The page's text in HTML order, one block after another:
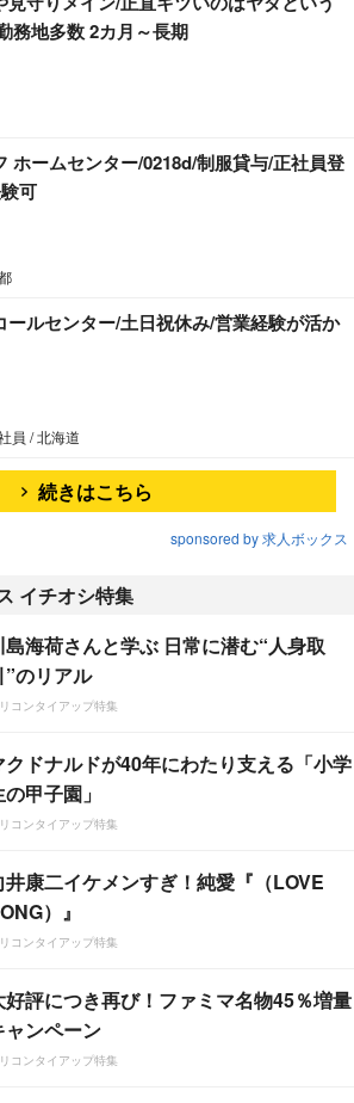
務地多数 2カ月～長期
ホームセンター/0218d/制服貸与/正社員登
可
ルセンター/土日祝休み/営業経験が活か
員 / 北海道
続きはこちら
sponsored by 求人ボックス
イチオシ特集
島海荷さんと学ぶ 日常に潜む“人身取
”のリアル
コンタイアップ特集
クドナルドが40年にわたり支える「小学
甲子園」
コンタイアップ特集
井康二イケメンすぎ！純愛『（LOVE
）』
コンタイアップ特集
好評につき再び！ファミマ名物45％増量
ャンペーン
コンタイアップ特集